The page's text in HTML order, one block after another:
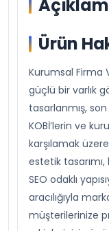
Ürün
Kurumsal Firma
güçlü bir varlık
tasarlanmış,
KOBİ’lerin ve
karşılamak
estetik
SEO odaklı
aracılığıyla
müşterilerinize